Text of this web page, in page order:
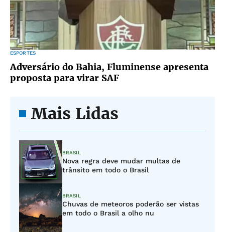
ESPORTES
Adversário do Bahia, Fluminense apresenta
proposta para virar SAF
Mais Lidas
BRASIL
Nova regra deve mudar multas de
trânsito em todo o Brasil
BRASIL
Chuvas de meteoros poderão ser vistas
em todo o Brasil a olho nu